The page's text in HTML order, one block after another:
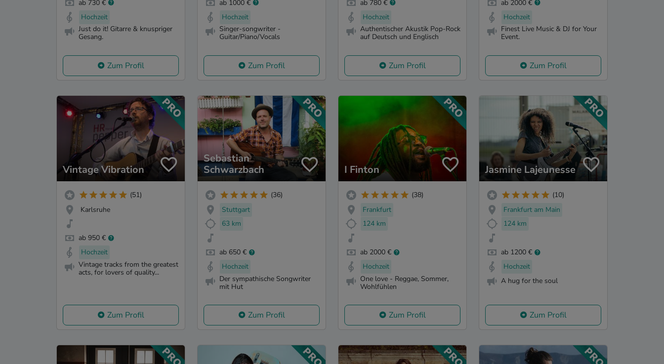
ab 730 €
Hochzeit
Just do it! Gitarre & knuspriger
Gesang.
Zum Profil
ab 1000 €
Hochzeit
Singer-songwriter -
Guitar/Piano/Vocals
Zum Profil
ab 780 €
Hochzeit
Authentischer Akustik Pop-Rock
auf Deutsch und Englisch
Zum Profil
ab 2000 €
Hochzeit
Finest Live Music & DJ for Your
Event.
Zum Profil
Vintage Vibration
(51)
Karlsruhe
ab 950 €
Hochzeit
Vintage tracks from the greatest
acts, for lovers of quality...
Zum Profil
Sebastian
Schwarzbach
(36)
Stuttgart
63 km
ab 650 €
Hochzeit
Der sympathische Songwriter
mit Hut
Zum Profil
I Finton
(38)
Frankfurt
124 km
ab 2000 €
Hochzeit
One love - Reggae, Sommer,
Wohlfühlen
Zum Profil
Jasmine Lajeunesse
(10)
Frankfurt am Main
124 km
ab 1200 €
Hochzeit
A hug for the soul
Zum Profil